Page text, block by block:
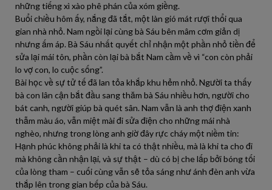
những tiếng xì xào phê phán của xóm giềng.
Buổi chiều hôm ấy, nắng đã tắt, một làn gió mát rượi thổi qua
gian nhà nhỏ. Nam ngồi lại cùng bà Sáu bên mâm cơm giản dị
nhưng ấm áp. Bà Sáu nhất quyết chỉ nhận một phần nhỏ tiền để
sửa lại mái tôn, phần còn lại bà bắt Nam cầm về vì “con còn phải
lo vợ con, lo cuộc sống”.
Bài học về sự tử tế đã lan tỏa khắp khu hẻm nhỏ. Người ta thấy
bà con lân cận bắt đầu sang thăm bà Sáu nhiều hơn, người cho
bát canh, người giúp bà quét sân. Nam vẫn là anh thợ điện xanh
thẫm màu áo, vẫn miệt mài đi sửa điện cho những mái nhà
nghèo, nhưng trong lòng anh giờ đây rực cháy một niềm tin:
Hạnh phúc không phải là khi ta có thật nhiều, mà là khi ta cho đi
mà không cần nhận lại, và sự thật – dù có bị che lấp bởi bóng tối
của lòng tham – cuối cùng vẫn sẽ tỏa sáng như ánh đèn anh vừa
thắp lên trong gian bếp của bà Sáu.